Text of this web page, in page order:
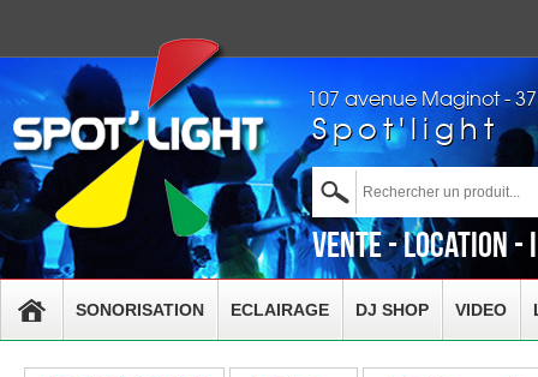
Spot'light
107 avenue Maginot -
Vente - Location
SONORISATION ECLAIRAGE DJ SHOP VIDEO